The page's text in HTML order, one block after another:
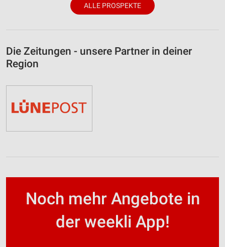
ALLE PROSPEKTE
Die Zeitungen - unsere Partner in deiner
Region
Noch mehr Angebote in
der weekli App!